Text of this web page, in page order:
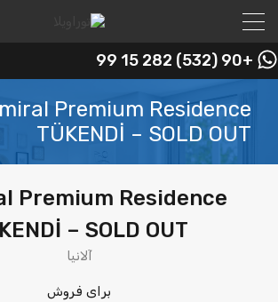
+90 (532) 282 15 99
Premium Residence
TÜKENDİ – SOLD OUT
Premium Residence
– SOLD OUT
آلانیا
برای فروش